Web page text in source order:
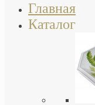
Главная
Каталог